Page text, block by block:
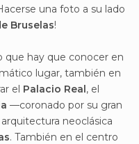
una foto a su lado
Bruselas!
que hay que conocer en
lugar, también en
el Palacio Real, el
—coronado por su gran
neoclásica
. También en el centro